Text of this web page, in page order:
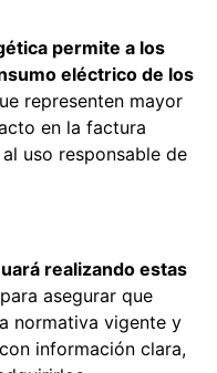
permite a los
eléctrico de los
representen mayor
en la factura
uso responsable de
realizando estas
asegurar que
normativa vigente y
información clara,